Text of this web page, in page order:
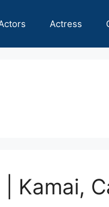
Actress
Kamai,